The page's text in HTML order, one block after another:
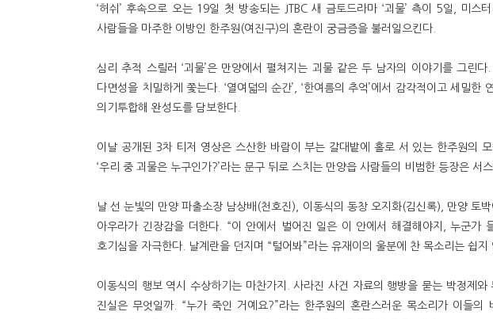
‘허쉬’ 후속으로 오는 19일 첫 방송되는 JTBC 새 금토드라마 ‘괴물’ 측이 5일, 미
사람들을 마주한 이방인 한주원(여진구)의 혼란이 궁금증을 불러일으킨다.
심리 추적 스릴러 ‘괴물’은 만양에서 펼쳐지는 괴물 같은 두 남자의 이야기를 그린
다면성을 치밀하게 쫓는다. ‘열여덟의 순간’, ‘한여름의 추억’에서 감각적이고 세밀
의기투합해 완성도를 담보한다.
이날 공개된 3차 티저 영상은 스산한 바람이 부는 갈대밭에 홀로 서 있는 한주원의
‘우리 중 괴물은 누구인가?’라는 문구 뒤로 스치는 만양읍 사람들의 비범한 등장은 서
날 선 눈빛의 만양 파출소장 남상배(천호진), 이동식의 동창 오지화(김신록), 만양 토
아우라가 긴장감을 더한다. “이 안에서 벌어진 일은 이 안에서 해결해야지, 누군가
호기심을 자극한다. 날계란을 던지며 “털어봐”라는 유재이의 울분에 찬 목소리는 쉽지
이동식의 행보 역시 수상하기는 마찬가지. 사라진 사건 자료의 행방을 묻는 박정제
진실은 무엇일까. “누가 죽인 거예요?”라는 한주원의 혼란스러운 목소리가 이들